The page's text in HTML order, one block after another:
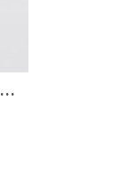
Relógio+Acessório Condor Feminino ROSE